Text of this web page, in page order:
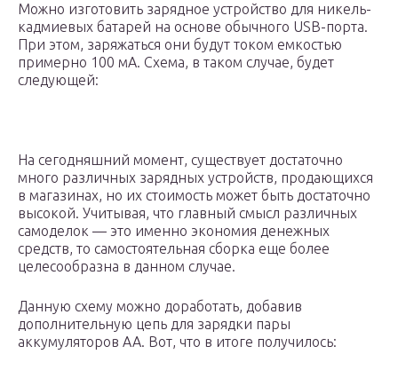
Можно изготовить зарядное устройство для никель-
кадмиевых батарей на основе обычного USB-порта.
При этом, заряжаться они будут током емкостью
примерно 100 мА. Схема, в таком случае, будет
следующей:
На сегодняшний момент, существует достаточно
много различных зарядных устройств, продающихся
в магазинах, но их стоимость может быть достаточно
высокой. Учитывая, что главный смысл различных
самоделок — это именно экономия денежных
средств, то самостоятельная сборка еще более
целесообразна в данном случае.
Данную схему можно доработать, добавив
дополнительную цепь для зарядки пары
аккумуляторов AA. Вот, что в итоге получилось: